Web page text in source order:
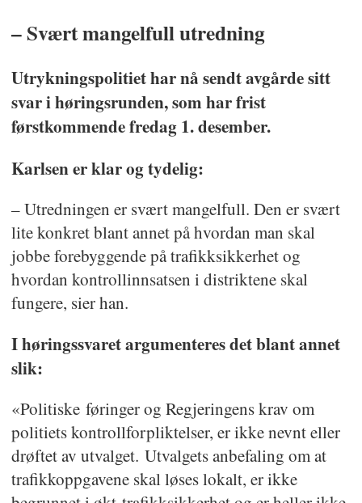
– Svært mangelfull utredning
Utrykningspolitiet har nå sendt avgårde sitt
svar i høringsrunden, som har frist
førstkommende fredag 1. desember.
Karlsen er klar og tydelig:
– Utredningen er svært mangelfull. Den er svært
lite konkret blant annet på hvordan man skal
jobbe forebyggende på trafikksikkerhet og
hvordan kontrollinnsatsen i distriktene skal
fungere, sier han.
I høringssvaret argumenteres det blant annet
slik:
«Politiske føringer og Regjeringens krav om
politiets kontrollforpliktelser, er ikke nevnt eller
drøftet av utvalget. Utvalgets anbefaling om at
trafikkoppgavene skal løses lokalt, er ikke